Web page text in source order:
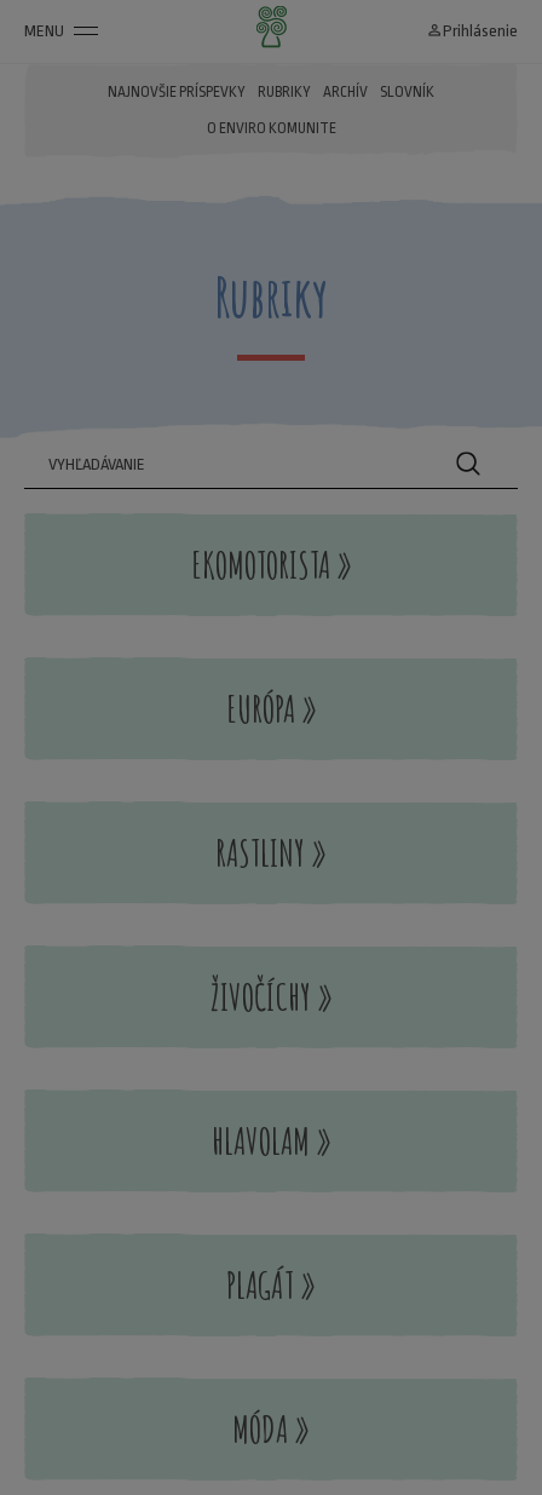
MENU person_outline Prihlásenie
NAJNOVŠIE PRÍSPEVKY RUBRIKY ARCHÍV SLOVNÍK
O ENVIRO KOMUNITE
Rubriky
EKOMOTORISTA »
EURÓPA »
RASTLINY »
ŽIVOČÍCHY »
HLAVOLAM »
PLAGÁT »
MÓDA »